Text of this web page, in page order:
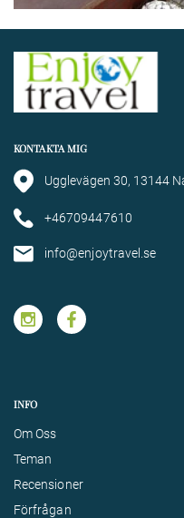
KONTAKTA MIG
Ugglevägen 30, 13144
+46709447610
info@enjoytravel.se
INFO
Om Oss
Teman
Recensioner
Förfrågan